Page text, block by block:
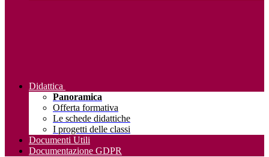
Didattica
Panoramica
Offerta formativa
Le schede didattiche
I progetti delle classi
Documenti Utili
Documentazione GDPR